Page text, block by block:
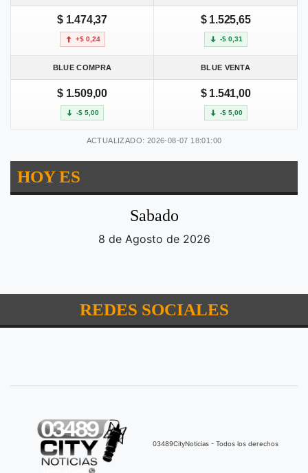
$ 1.474,37
+$ 0,24
$ 1.525,65
-$ 0,31
BLUE COMPRA BLUE VENTA
$ 1.509,00
-$ 5,00
$ 1.541,00
-$ 5,00
ACTUALIZADO: 2026-08-07 18:01:00
HOY ES
Sabado
8 de Agosto de 2026
REDES SOCIALES
03489CityNoticias - Todos los derechos